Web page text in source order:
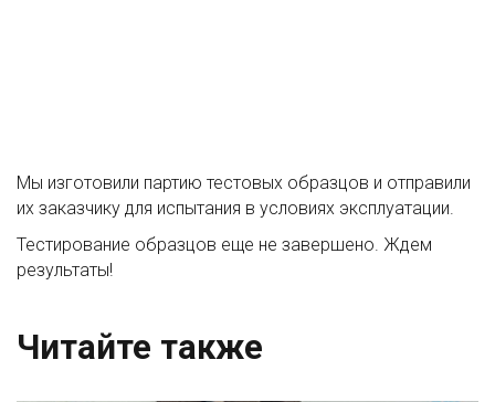
Мы изготовили партию тестовых образцов и отправили
их заказчику для испытания в условиях эксплуатации.
Тестирование образцов еще не завершено. Ждем
результаты!
Читайте также